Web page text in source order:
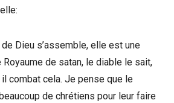
de Dieu s’assemble, elle est une
de satan, le diable le sait,
il combat cela. Je pense que le
de chrétiens pour leur faire